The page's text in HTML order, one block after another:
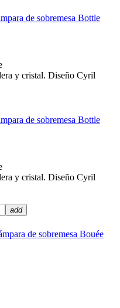
y cristal. Diseño Cyril
y cristal. Diseño Cyril
add